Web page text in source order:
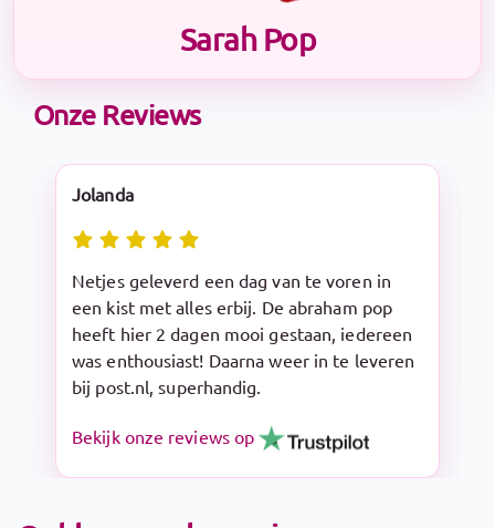
Sarah Pop
Onze Reviews
Nadine
Snelle levering en makkelijk op te zetten.
De Sarah pop is een aanrader!
Bekijk onze reviews op